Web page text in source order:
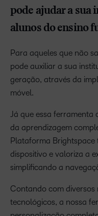
pode ajudar a sua
alunos do ensino
Para aqueles que não
pode auxiliar a sua
geração, através da
móvel.
Já que essa ferramenta
da aprendizagem
Plataforma
dispositivo e valoriza a
simplificando a
Contando com diversos
tecnológicos, a nossa